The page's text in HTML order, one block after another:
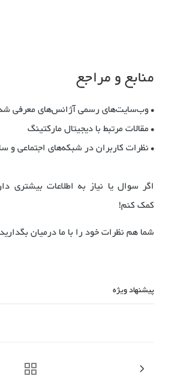
منابع و مراجع
• وب‌سایت‌های رسمی آژانس‌های معرفی
• مقالات مرتبط با دیجیتال مارکتینگ
• نظرات کاربران در شبکه‌های اجتماعی و
اگر سوال یا نیاز به اطلاعات بیشتری
کمک کنم!
شما هم نظرات خود را با ما درمیان بگدارید
پیشنهاد ویژه